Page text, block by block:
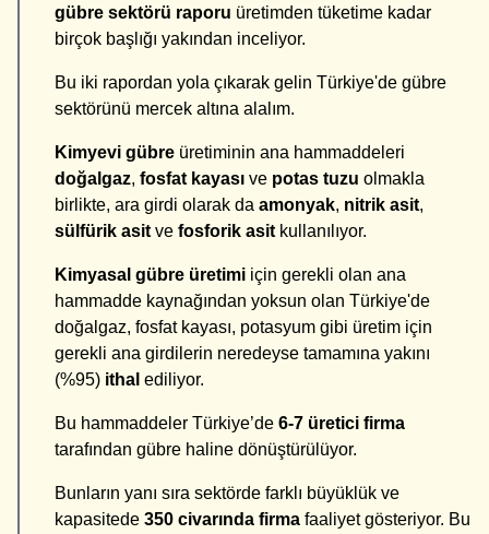
gübre sektörü raporu üretimden tüketime kadar
birçok başlığı yakından inceliyor.
Bu iki rapordan yola çıkarak gelin Türkiye'de gübre
sektörünü mercek altına alalım.
Kimyevi gübre üretiminin ana hammaddeleri
doğalgaz, fosfat kayası ve potas tuzu olmakla
birlikte, ara girdi olarak da amon­yak, nitrik asit,
sülfürik asit ve fosforik asit kullanılıyor.
Kimyasal gübre üretimi için gerekli olan ana
hammadde kaynağından yoksun olan Türkiye'de
doğalgaz, fos­fat kayası, potasyum gibi üretim için
gerekli ana girdilerin neredeyse tamamına yakını
(%95) ithal ediliyor.
Bu hammaddeler Türkiye’de 6-7 üretici firma
tarafından gübre haline dönüştürülüyor.
Bunların yanı sıra sektörde farklı büyüklük ve
kapasitede 350 civarında firma faaliyet gösteriyor. Bu